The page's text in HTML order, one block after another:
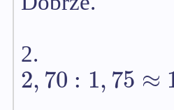
2.
2,70 : 1,75 ≈